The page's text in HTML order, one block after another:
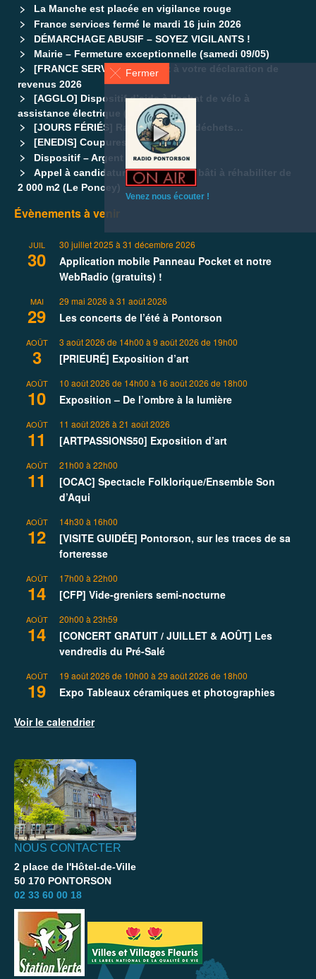
Fermer
Venez nous écouter !
La Manche est placée en vigilance rouge
France services fermé le mardi 16 juin 2026
DÉMARCHAGE ABUSIF – SOYEZ VIGILANTS !
Mairie – Fermeture exceptionnelle (samedi 09/05)
[FRANCE SERVICES] Pensez à votre déclaration de
revenus 2026
[AGGLO] Dispositif d’aide à l’achat de vélo à
assistance électrique (VAE)
[JOURS FÉRIÉS] Ramassage des déchets…
[ENEDIS] Coupures d’électricités
Dispositif – Argent de poche
Appel à candidatures – Ensemble bâti à réhabiliter de
2 000 m2 (Le Poncey)
Évènements à venir
JUIL
30
30 juillet 2025 à 31 décembre 2026
Application mobile Panneau Pocket et notre
WebRadio (gratuits) !
MAI
29
29 mai 2026 à 31 août 2026
Les concerts de l’été à Pontorson
AOÛT
3
3 août 2026 de 14h00 à 9 août 2026 de 19h00
[PRIEURÉ] Exposition d’art
AOÛT
10
10 août 2026 de 14h00 à 16 août 2026 de 18h00
Exposition – De l’ombre à la lumière
AOÛT
11
11 août 2026 à 21 août 2026
[ARTPASSIONS50] Exposition d’art
AOÛT
11
21h00 à 22h00
[OCAC] Spectacle Folklorique/Ensemble Son
d’Aqui
AOÛT
12
14h30 à 16h00
[VISITE GUIDÉE] Pontorson, sur les traces de sa
forteresse
AOÛT
14
17h00 à 22h00
[CFP] Vide-greniers semi-nocturne
AOÛT
14
20h00 à 23h59
[CONCERT GRATUIT / JUILLET & AOÛT] Les
vendredis du Pré-Salé
AOÛT
19
19 août 2026 de 10h00 à 29 août 2026 de 18h00
Expo Tableaux céramiques et photographies
Voir le calendrier
NOUS CONTACTER
2 place de l'Hôtel-de-Ville
50 170 PONTORSON
02 33 60 00 18